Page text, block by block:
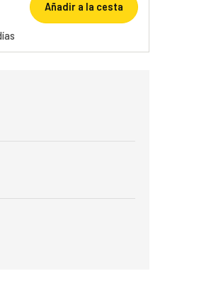
Añadir a la cesta